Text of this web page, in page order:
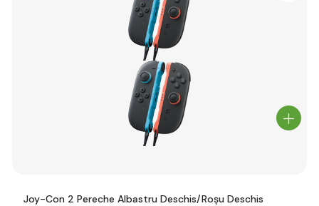
Joy-Con 2 Pereche Albastru Deschis/Roșu Deschis